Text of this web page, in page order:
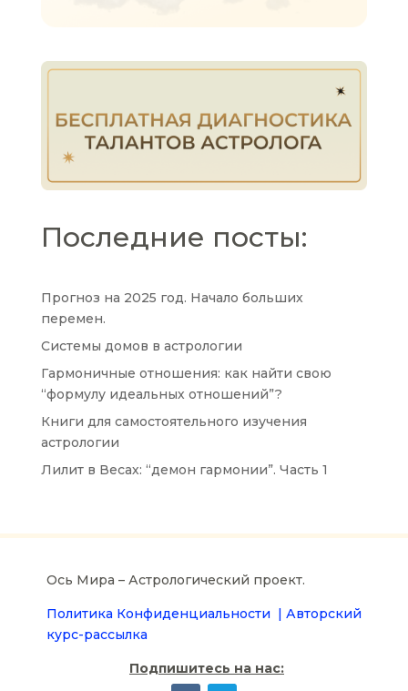
Последние посты:
Прогноз на 2025 год. Начало больших
перемен.
Системы домов в астрологии
Гармоничные отношения: как найти свою
“формулу идеальных отношений”?
Книги для самостоятельного изучения
астрологии
Лилит в Весах: “демон гармонии”. Часть 1
Ось Мира – Астрологический проект.
Политика Конфиденциальности | Авторский
курс-рассылка
Подпишитесь на нас: